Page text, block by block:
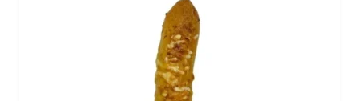
vous transporter par son goût unique et irrésistible.